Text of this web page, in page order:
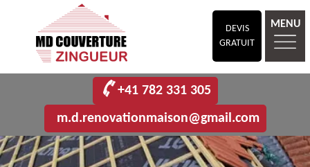
DEVIS
GRATUIT
MENU
+41 782 331 305
m.d.renovationmaison@gmail.com